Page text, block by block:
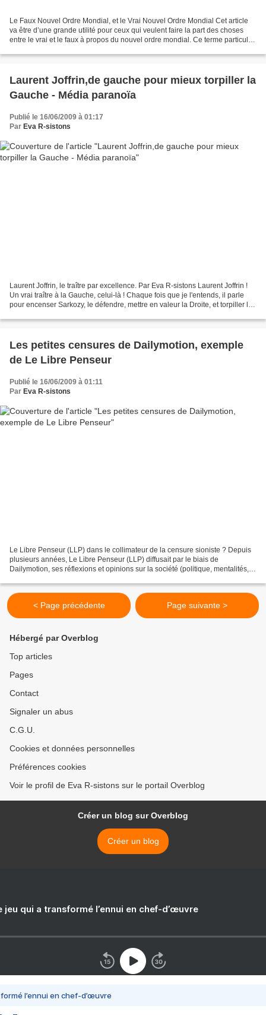
Le Faux Nouvel Ordre Mondial, et le Vrai Nouvel Ordre Mondial Cet article
va être d’une grande utilité pour ceux qui veulent faire la part des choses
entre le vrai et le faux à propos du nouvel ordre mondial. Ce terme particulier
Laurent Joffrin,de gauche pour mieux torpiller la
Gauche - Média paranoïa
Publié le 16/06/2009 à 01:17
Par Eva R-sistons
Laurent Joffrin, le traître par excellence. Par Eva R-sistons Laurent Joffrin !
Un vrai traître à la Gauche, celui-là ! Chaque fois que je l'entends, il parle
pour encenser Sarkozy, le défendre, mettre en valeur la Droite, et torpiller la
Les petites censures de Dailymotion, exemple
de Le Libre Penseur
Publié le 16/06/2009 à 01:11
Par Eva R-sistons
Le Libre Penseur (LLP) dans le collimateur de la censure sioniste ? Depuis
plusieurs années, Le Libre Penseur (LLP) diffusait par le biais de
Dailymotion, ses réflexions et opinions sur la société (politique, mentalités,
< Page précédente Page suivante >
Hébergé par Overblog
Top articles
Pages
Contact
Signaler un abus
C.G.U.
Cookies et données personnelles
Préférences cookies
Voir le profil de Eva R-sistons sur le portail Overblog
Créer un blog sur Overblog
Créer un blog
jeu qui a transformé l’ennui en chef-d’œuvre
l’ennui en chef-d’œuvre